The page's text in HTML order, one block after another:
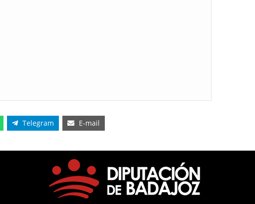
Telegram E-mail